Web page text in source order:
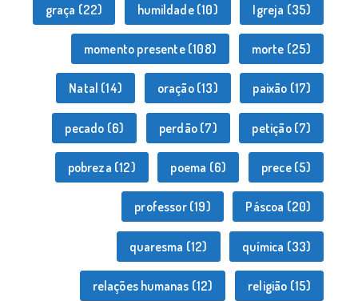
graça (22) humildade(10) Igreja (35)
momento presente(108) morte (25)
Natal (14) oração(13) paixão (17)
pecado (6) perdão(7) petição(7)
pobreza (12) poema (6) prece(5)
professor(19) Páscoa (20)
quaresma (12) química (33)
relações humanas (12) religião (15)